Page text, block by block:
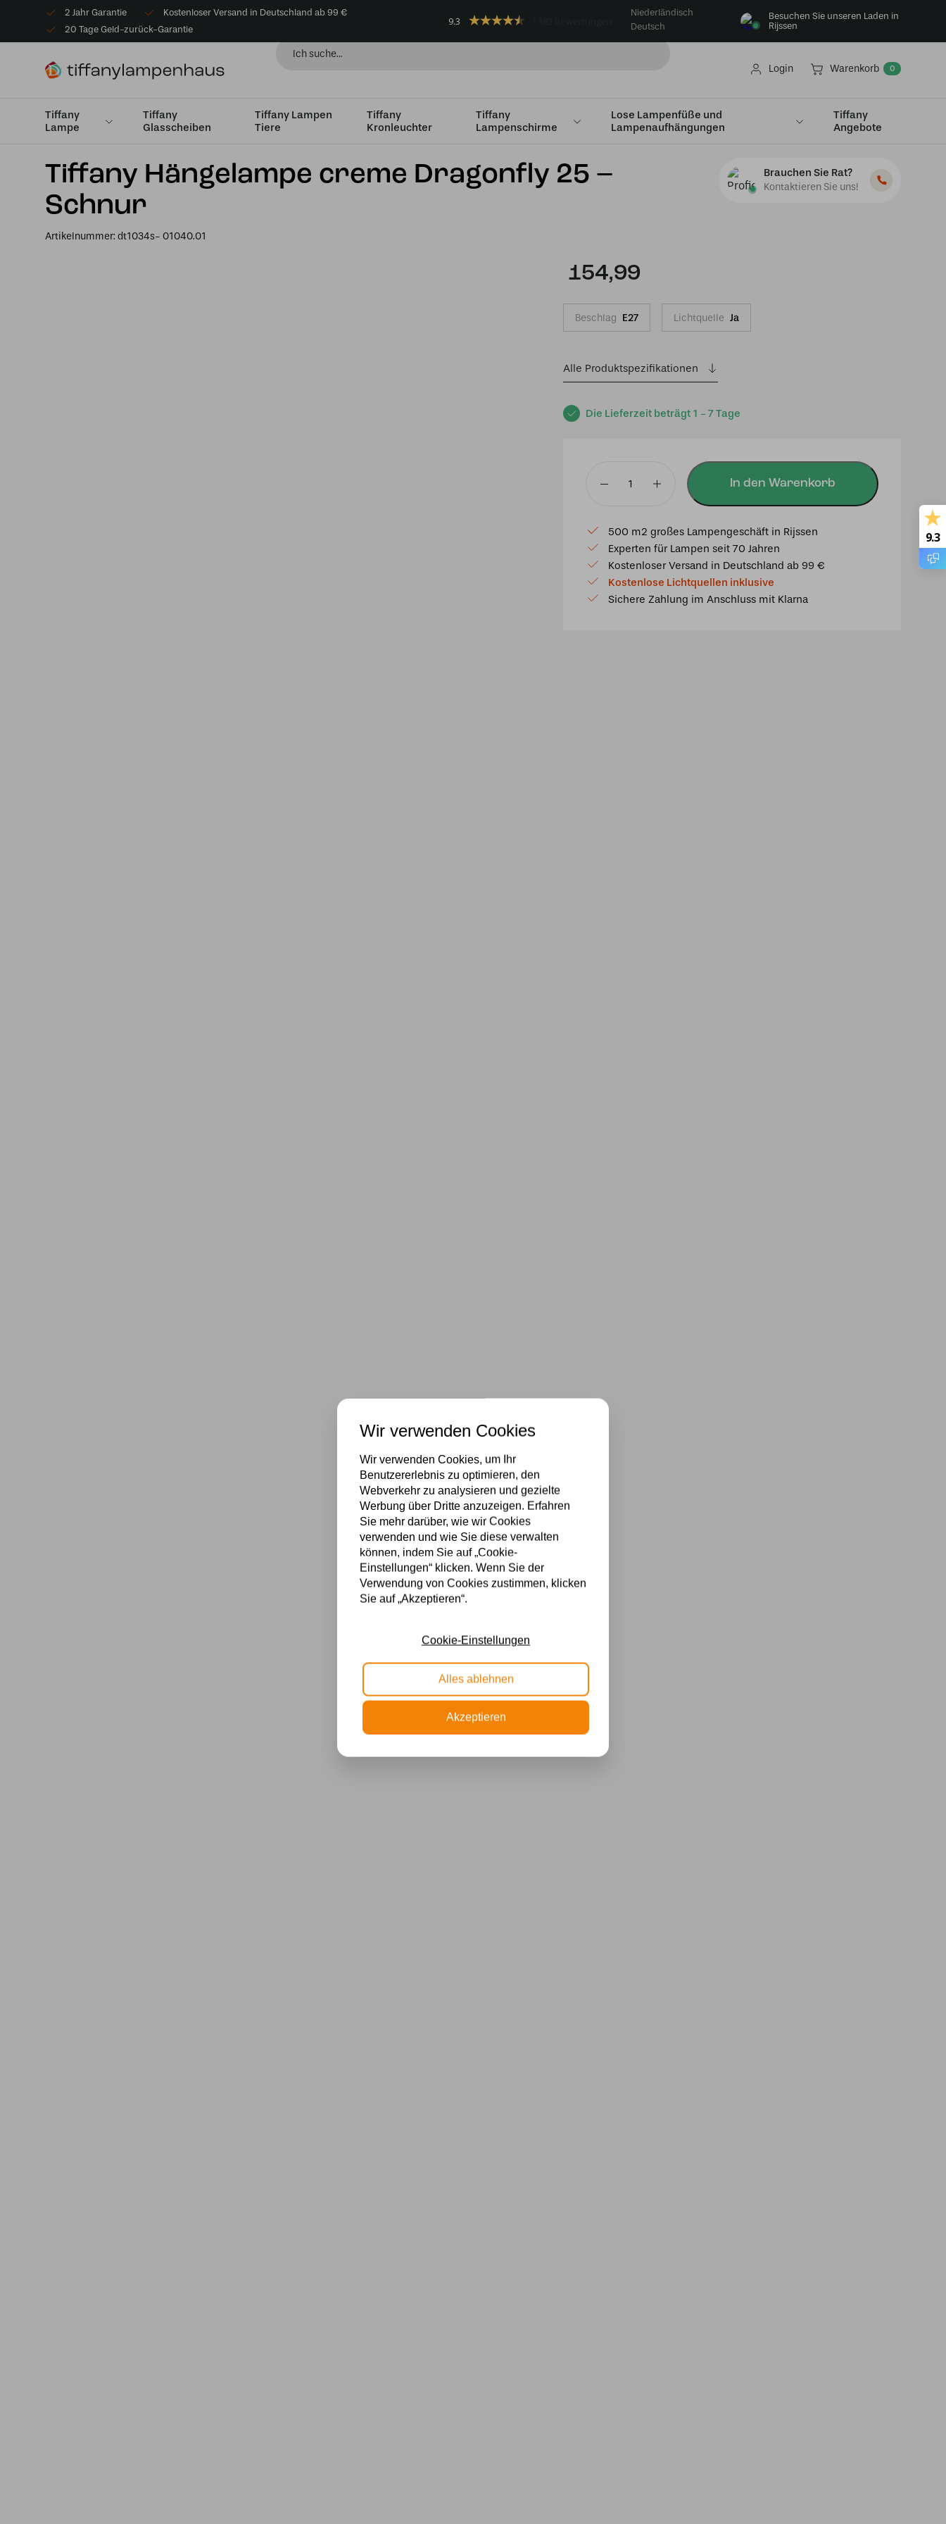
2 Jahr Garantie
Kostenloser Versand in Deutschland ab 99 €
20 Tage Geld-zurück-Garantie
9.3
Niederländisch
Deutsch
Besuchen Sie unseren Laden in
Rijssen
Login Warenkorb 0
Tiffany
Lampe
Tiffany
Glasscheiben
Tiffany Lampen
Tiere
Tiffany
Kronleuchter
Tiffany
Lampenschirme
Lose Lampenfüße und
Lampenaufhängungen
Tiffany
Angebote
Startseite Tiffany Hängelampe Klein bis Ø25cm Tiffany Hängelampe creme Dragonfly 25 – Schnur
Tiffany Hängelampe creme Dragonfly 25 –
Schnur
Artikelnummer: dt1034s- 01040.01
Brauchen Sie Rat?
Kontaktieren Sie uns!
Die Lieferzeit beträgt 1 - 7 Tage
154,99
Beschlag E27 Lichtquelle Ja
Alle Produktspezifikationen
creme
Dragonfly
25
Schnur
In den Warenkorb
500 m2 großes Lampengeschäft in Rijssen
Experten für Lampen seit 70 Jahren
Kostenloser Versand in Deutschland ab 99 €
Kostenlose Lichtquellen inklusive
Sichere Zahlung im Anschluss mit Klarna
9.3
Wir verwenden Cookies
Wir verwenden Cookies, um Ihr
Benutzererlebnis zu optimieren, den
Webverkehr zu analysieren und gezielte
Werbung über Dritte anzuzeigen. Erfahren
Sie mehr darüber, wie wir Cookies
verwenden und wie Sie diese verwalten
können, indem Sie auf „Cookie-
Einstellungen“ klicken. Wenn Sie der
Verwendung von Cookies zustimmen, klicken
Sie auf „Akzeptieren“.
Cookie-Einstellungen
Alles ablehnen
Akzeptieren